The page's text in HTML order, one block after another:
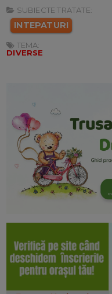
SUBIECTE TRATATE:
INTEPATURI
TEMA:
DIVERSE